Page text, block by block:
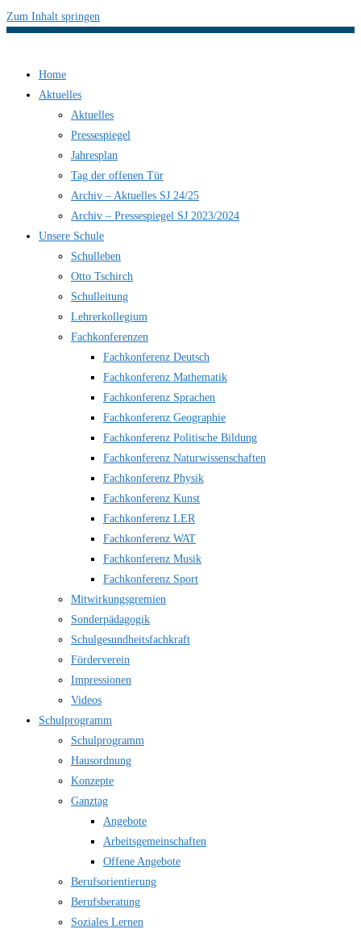
Zum Inhalt springen
Home
Aktuelles
Aktuelles
Pressespiegel
Jahresplan
Tag der offenen Tür
Archiv – Aktuelles SJ 24/25
Archiv – Pressespiegel SJ 2023/2024
Unsere Schule
Schulleben
Otto Tschirch
Schulleitung
Lehrerkollegium
Fachkonferenzen
Fachkonferenz Deutsch
Fachkonferenz Mathematik
Fachkonferenz Sprachen
Fachkonferenz Geographie
Fachkonferenz Politische Bildung
Fachkonferenz Naturwissenschaften
Fachkonferenz Physik
Fachkonferenz Kunst
Fachkonferenz LER
Fachkonferenz WAT
Fachkonferenz Musik
Fachkonferenz Sport
Mitwirkungsgremien
Sonderpädagogik
Schulgesundheitsfachkraft
Förderverein
Impressionen
Videos
Schulprogramm
Schulprogramm
Hausordnung
Konzepte
Ganztag
Angebote
Arbeitsgemeinschaften
Offene Angebote
Berufsorientierung
Berufsberatung
Soziales Lernen